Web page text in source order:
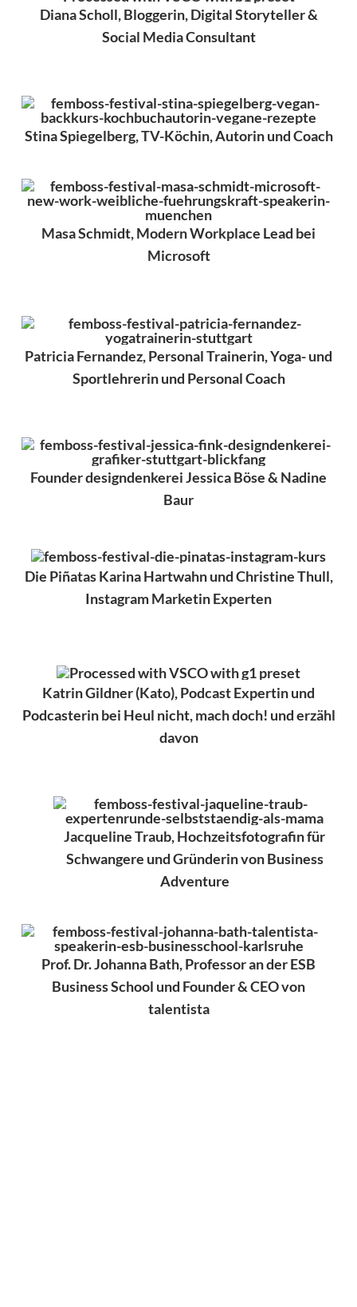
Diana Scholl, Bloggerin, Digital Storyteller &
Social Media Consultant
Stina Spiegelberg, TV-Köchin, Autorin und Coach
Masa Schmidt, Modern Workplace Lead bei
Microsoft
Patricia Fernandez, Personal Trainerin, Yoga- und
Sportlehrerin und Personal Coach
Founder designdenkerei Jessica Böse & Nadine
Baur
Die Piñatas Karina Hartwahn und Christine Thull,
Instagram Marketin Experten
Katrin Gildner (Kato), Podcast Expertin und
Podcasterin bei Heul nicht, mach doch! und erzähl
davon
Jacqueline Traub, Hochzeitsfotografin für
Schwangere und Gründerin von Business
Adventure
Prof. Dr. Johanna Bath, Professor an der ESB
Business School und Founder & CEO von
talentista